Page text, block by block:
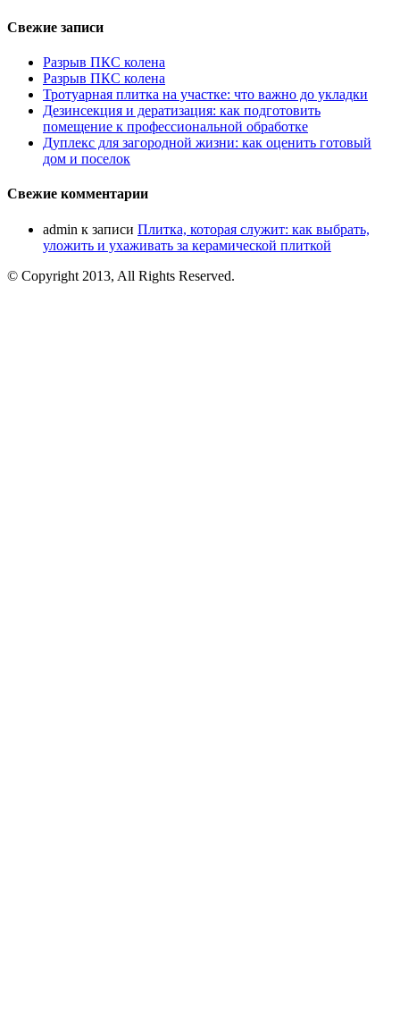
Свежие записи
Разрыв ПКС колена
Разрыв ПКС колена
Тротуарная плитка на участке: что важно до укладки
Дезинсекция и дератизация: как подготовить
помещение к профессиональной обработке
Дуплекс для загородной жизни: как оценить готовый
дом и поселок
Свежие комментарии
admin к записи Плитка, которая служит: как выбрать,
уложить и ухаживать за керамической плиткой
© Copyright 2013, All Rights Reserved.